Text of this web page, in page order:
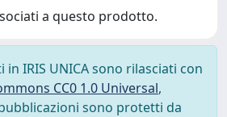
a questo prodotto.
IRIS UNICA sono rilasciati con
CC0 1.0 Universal,
sono protetti da